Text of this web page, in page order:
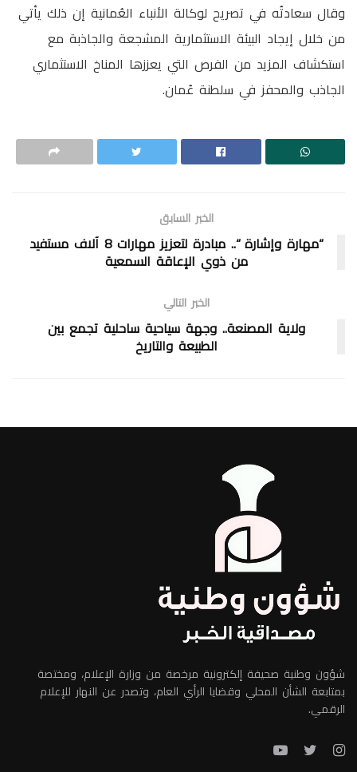
وقال سعادتُه في تصريح لوكالة الأنباء العُمانية إن ذلك يأتي
من خلال إيجاد البيئة الاستثمارية المشجعة والجاذبة مع
استكشاف المزيد من الفرص التي يعززها المناخ الاستثماري
الجاذب والمحفز في سلطنة عُمان.
الخبر السابق
“مهارة وإشارة “.. مبادرة لتعزيز مهارات 8 آلاف مستفيد
من ذوي الإعاقة السمعية
الخبر التالي
ولاية المصنعة.. وجهة سياحية ساحلية تجمع بين
الطبيعة والتاريخ
شؤون وطنية صحيفة إلكترونية مرخصة من وزارة الإعلام، ومختصة
بمتابعة الشأن المحلي وقضايا الرأي العام، وتصدر عن النهار للإعلام
الرقمي.